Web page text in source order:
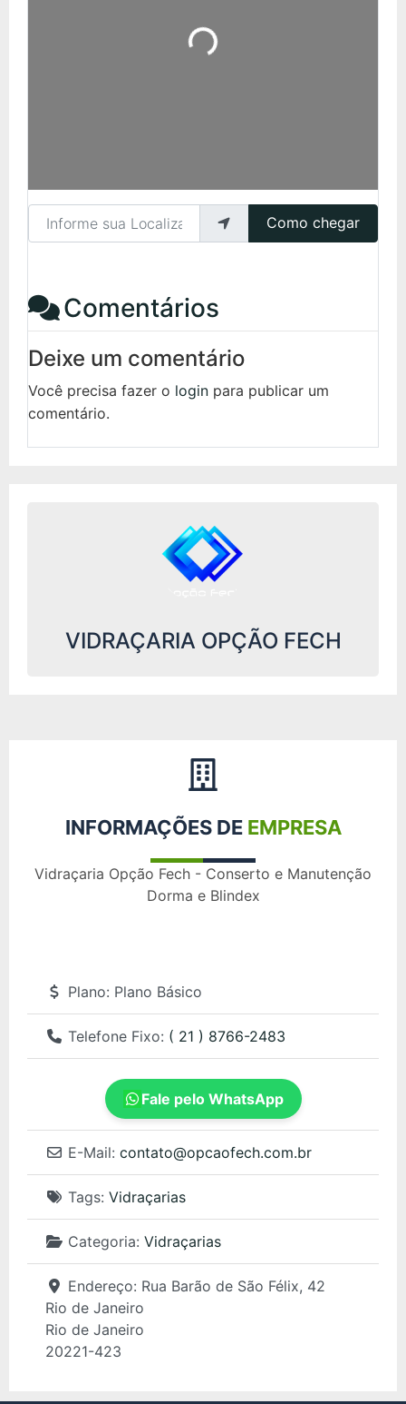
Informe sua Localização
Como chegar
Comentários
Deixe um comentário
Você precisa fazer o login para publicar um
comentário.
VIDRAÇARIA OPÇÃO FECH
INFORMAÇÕES DE EMPRESA
Vidraçaria Opção Fech - Conserto e Manutenção
Dorma e Blindex
Plano: Plano Básico
Telefone Fixo: ( 21 ) 8766-2483
Fale pelo WhatsApp
E-Mail: contato@opcaofech.com.br
Tags: Vidraçarias
Categoria: Vidraçarias
Endereço: Rua Barão de São Félix, 42
Rio de Janeiro
Rio de Janeiro
20221-423